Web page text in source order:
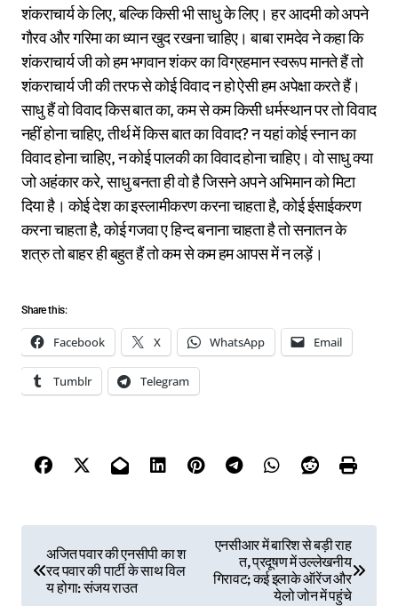
शंकराचार्य के लिए, बल्कि किसी भी साधु के लिए। हर आदमी को अपने
गौरव और गरिमा का ध्यान खुद रखना चाहिए। बाबा रामदेव ने कहा कि
शंकराचार्य जी को हम भगवान शंकर का विग्रहमान स्वरूप मानते हैं तो
शंकराचार्य जी की तरफ से कोई विवाद न हो ऐसी हम अपेक्षा करते हैं।
साधु हैं वो विवाद किस बात का, कम से कम किसी धर्मस्थान पर तो विवाद
नहीं होना चाहिए, तीर्थ में किस बात का विवाद? न यहां कोई स्नान का
विवाद होना चाहिए, न कोई पालकी का विवाद होना चाहिए। वो साधु क्या
जो अहंकार करे, साधु बनता ही वो है जिसने अपने अभिमान को मिटा
दिया है। कोई देश का इस्लामीकरण करना चाहता है, कोई ईसाईकरण
करना चाहता है, कोई गजवा ए हिन्द बनाना चाहता है तो सनातन के
शत्रु तो बाहर ही बहुत हैं तो कम से कम हम आपस में न लड़ें।
Share this:
Facebook X WhatsApp Email
Tumblr Telegram
अजित पवार की एनसीपी का श
रद पवार की पार्टी के साथ विल
य होगा: संजय राउत
एनसीआर में बारिश से बड़ी राह
त, प्रदूषण में उल्लेखनीय
गिरावट; कई इलाके ऑरेंज और
येलो जोन में पहुंचे